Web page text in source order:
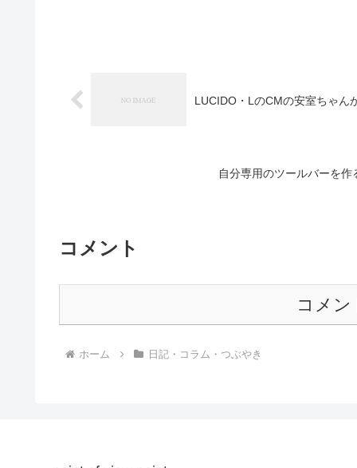
LUCIDO・LのCMの安室ちゃん
自分専用のツールバーを
コメント
コメン
ホーム 日記・コラム・つぶやき